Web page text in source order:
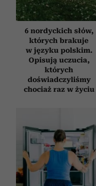
6 nordyckich słów,
których brakuje
w języku polskim.
Opisują uczucia,
których
doświadczyliśmy
chociaż raz w życiu